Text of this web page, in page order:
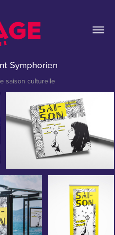
Symphorien
saison culturelle